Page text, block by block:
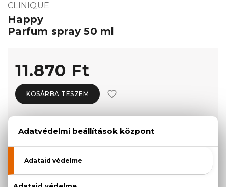
CLINIQUE
Happy
Parfum spray 50 ml
11.870 Ft
KOSÁRBA TESZEM
KISZERELÉS KIVÁLASZTÁSA
11.650 Ft
11.870 Ft